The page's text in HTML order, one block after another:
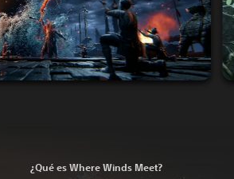
¿Qué es Where Winds Meet?